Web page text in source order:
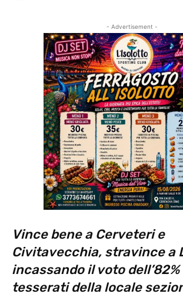
- Advertisement -
Vince bene a Cerveteri e
Civitavecchia, stravince a
incassando il voto dell’82%
tesserati della locale